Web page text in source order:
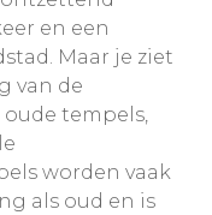
en een
Maar je ziet
van de
tempels,
worden vaak
als oud en is